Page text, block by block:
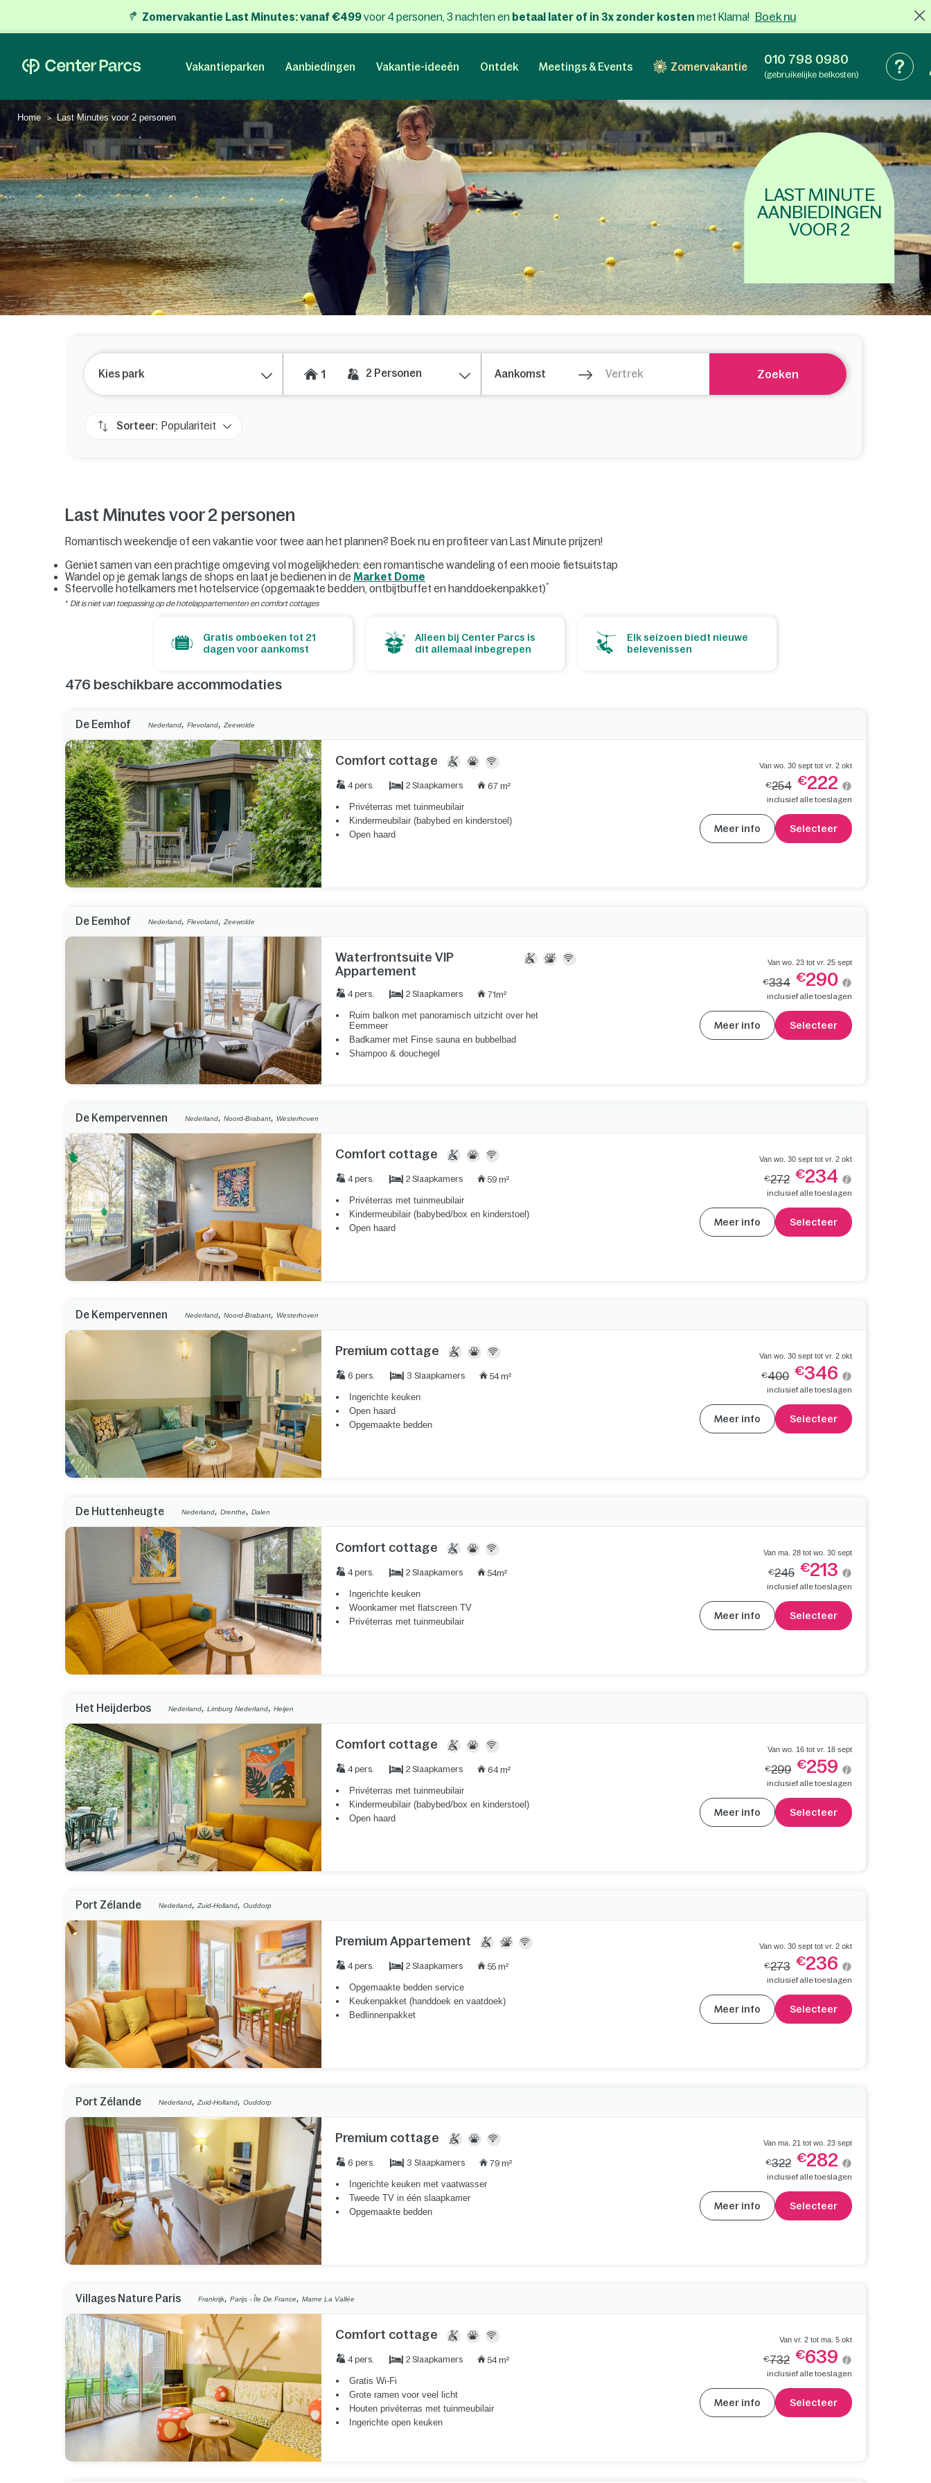
Zomervakantie Last Minutes:vanaf €499voor 4 personen, 3 nachtenen betaal later of in 3x zonder kosten met Klarna! Boek nu
Vakantieparken Aanbiedingen Vakantie-ideeën Ontdek Meetings & Events Zomervakantie 010 798 0980
(gebruikelijke belkosten)
Home Last Minutes voor 2 personen
LAST MINUTE
AANBIEDINGEN
VOOR 2
Kies park 1 2 Personen Zoeken
Sorteer: Populariteit
Last Minutes voor 2 personen
Romantisch weekendje of een vakantie voor twee aan het plannen? Boek nu en profiteer van Last Minute prijzen!
Geniet samen van een prachtige omgeving vol mogelijkheden: een romantische wandeling of een mooie fietsuitstap
Wandel op je gemak langs de shops en laat je bedienen in de Market Dome
Sfeervolle hotelkamers met hotelservice (opgemaakte bedden, ontbijtbuffet en handdoekenpakket)*
* Dit is niet van toepassing op de hotelappartementen en comfort cottages
Gratis omboeken tot 21
dagen voor aankomst
Alleen bij Center Parcs is
dit allemaal inbegrepen
Elk seizoen biedt nieuwe
belevenissen
476 beschikbare accommodaties
De Eemhof Nederland,Flevoland,Zeewolde
Comfort cottage
4 pers. 2 Slaapkamers 67 m²
Privéterras met tuinmeubilair
Kindermeubilair (babybed en kinderstoel)
Open haard
Van wo. 30 sept tot vr. 2 okt
€254 €222
inclusief alle toeslagen
Meer info Selecteer
De Eemhof Nederland,Flevoland,Zeewolde
Waterfrontsuite VIP
Appartement
4 pers. 2 Slaapkamers 71m²
Ruim balkon met panoramisch uitzicht over het
Eemmeer
Badkamer met Finse sauna en bubbelbad
Shampoo & douchegel
Van wo. 23 tot vr. 25 sept
€334 €290
inclusief alle toeslagen
Meer info Selecteer
De Kempervennen Nederland,Noord-Brabant, Westerhoven
Comfort cottage
4 pers. 2 Slaapkamers 59 m²
Privéterras met tuinmeubilair
Kindermeubilair (babybed/box en kinderstoel)
Open haard
Van wo. 30 sept tot vr. 2 okt
€272 €234
inclusief alle toeslagen
Meer info Selecteer
De Kempervennen Nederland,Noord-Brabant, Westerhoven
Premium cottage
6 pers. 3 Slaapkamers 54 m²
Ingerichte keuken
Open haard
Opgemaakte bedden
Van wo. 30 sept tot vr. 2 okt
€400 €346
inclusief alle toeslagen
Meer info Selecteer
De Huttenheugte Nederland,Drenthe,Dalen
Comfort cottage
4 pers. 2 Slaapkamers 54m²
Ingerichte keuken
Woonkamer met flatscreen TV
Privéterras met tuinmeubilair
Van ma. 28 tot wo. 30 sept
€245 €213
inclusief alle toeslagen
Meer info Selecteer
Het Heijderbos Nederland,Limburg Nederland,Heijen
Comfort cottage
4 pers. 2 Slaapkamers 64 m²
Privéterras met tuinmeubilair
Kindermeubilair (babybed/box en kinderstoel)
Open haard
Van wo. 16 tot vr. 18 sept
€299 €259
inclusief alle toeslagen
Meer info Selecteer
Port Zélande Nederland,Zuid-Holland,Ouddorp
Premium Appartement
4 pers. 2 Slaapkamers 55 m²
Opgemaakte bedden service
Keukenpakket (handdoek en vaatdoek)
Bedlinnenpakket
Van wo. 30 sept tot vr. 2 okt
€273 €236
inclusief alle toeslagen
Meer info Selecteer
Port Zélande Nederland,Zuid-Holland,Ouddorp
Premium cottage
6 pers. 3 Slaapkamers 79 m²
Ingerichte keuken met vaatwasser
Tweede TV in één slaapkamer
Opgemaakte bedden
Van ma. 21 tot wo. 23 sept
€322 €282
inclusief alle toeslagen
Meer info Selecteer
Villages Nature Paris Frankrijk,Parijs - Île De France,Marne La Vallée
Comfort cottage
4 pers. 2 Slaapkamers 54 m²
Gratis Wi-Fi
Grote ramen voor veel licht
Houten privéterras met tuinmeubilair
Ingerichte open keuken
Van vr. 2 tot ma. 5 okt
€732 €639
inclusief alle toeslagen
Meer info Selecteer